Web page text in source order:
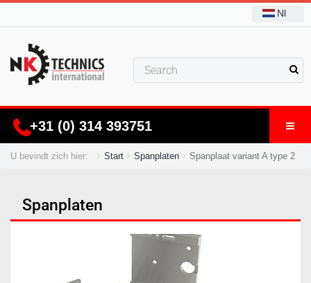
Nl
+31 (0) 314 393751
U bevindt zich hier: Start Spanplaten Spanplaat variant A type 2
Spanplaten